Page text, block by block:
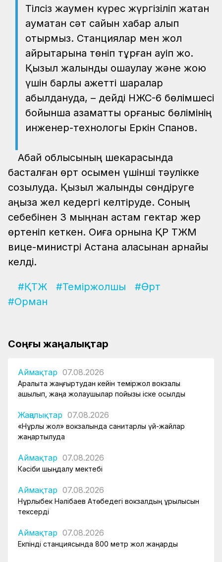
Тілсіз жаумен күрес жүргізіліп жатқан
аумақтан сәт сайын хабар алып
отырмыз. Станциялар мен жол
айрықтарына төніп тұрған қауіп жоқ.
Қызыл жалынды оқшаулау және жою
үшін барлық қажетті шаралар
қабылдануда, – дейді НЖС-6 бөлімшесі
бойынша азаматтық қорғаныс бөлімінің
инженер-технологы Еркін Спанов.
Абай облысының шекарасында
басталған өрт осымен үшінші тәулікке
созылуда. Қызыл жалынды сөндіруге
аңызақ жел кедергі келтіруде. Соның
себебінен 3 мыңнан астам гектар жер
өртеніп кеткен. Оқиға орнына ҚР ТЖМ
вице-министрі Астана қаласынан арнайы
келді.
#ҚТЖ #Теміржолшы
#Өрт
#Орман
Соңғы жаңалықтар
Аймақтар 07.08.2026
Арқалықта жаңғыртудан кейін теміржол вокзалы
ашылып, жаңа жолаушылар пойызы іске қосылды
Жаңалықтар 07.08.2026
«Нұрлы жол» вокзалында санитарлық үй-жайлар
жаңартылуда
Аймақтар 07.08.2026
Кәсіби шыңдалу мектебі
Аймақтар 07.08.2026
Нұрлыбек Нәлібаев Ақтөбедегі вокзалдың құрылысын
тексерді
Аймақтар 07.08.2026
Екпінді станциясында 800 метр жол жаңарды